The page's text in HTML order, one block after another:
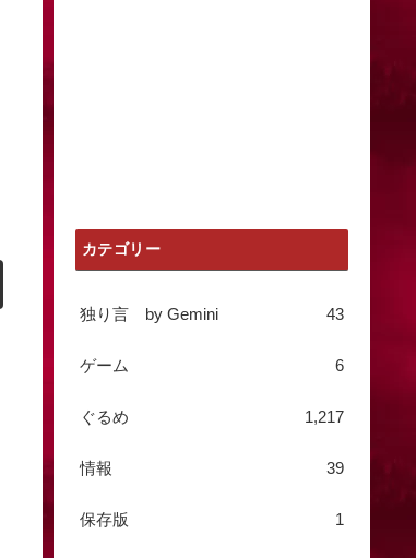
カテゴリー
独り言 by Gemini 43
ゲーム 6
ぐるめ 1,217
情報 39
保存版 1